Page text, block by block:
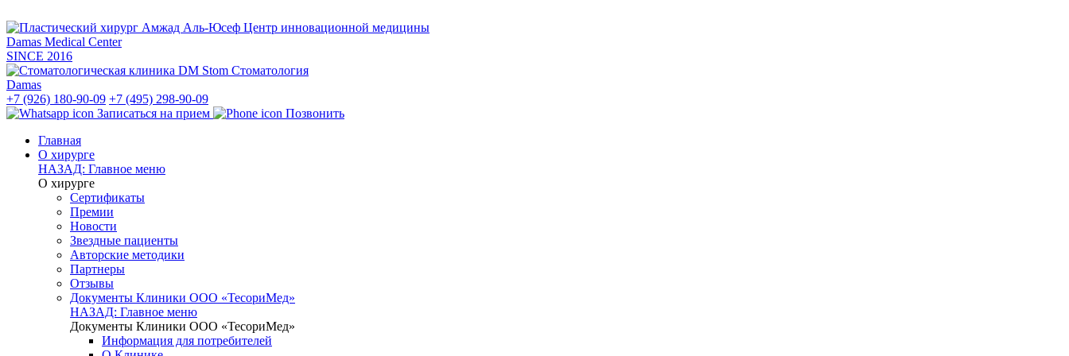
Центр инновационной медицины
Damas Medical Center
SINCE 2016
Стоматология
Damas
+7 (926) 180-90-09 +7 (495) 298-90-09
Записаться на прием
Позвонить
Главная
О хирурге
НАЗАД: Главное меню
О хирурге
Сертификаты
Премии
Новости
Звездные пациенты
Авторские методики
Партнеры
Отзывы
Документы Клиники ООО «ТесориМед»
НАЗАД: Главное меню
Документы Клиники ООО «ТесориМед»
Информация для потребителей